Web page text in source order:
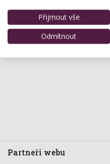
Partneři webu
Přijmout vše
Odmítnout